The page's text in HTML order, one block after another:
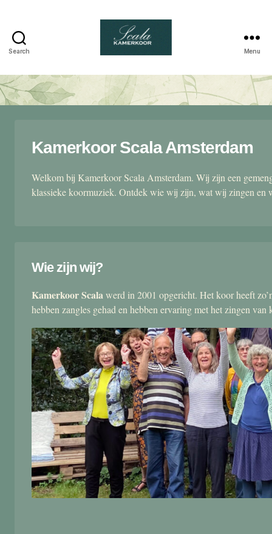
Search
kamerkoor
Menu
Kamerkoor Scala Amsterdam
Welkom bij Kamerkoor Scala Amsterdam. Wij zijn een
klassieke koormuziek. Ontdek wie wij zijn, wat wij zingen en
Wie zijn wij?
Kamerkoor Scalawerd in 2001 opgericht. Het koor heeft
hebben zangles gehad en hebben ervaring met het zingen van